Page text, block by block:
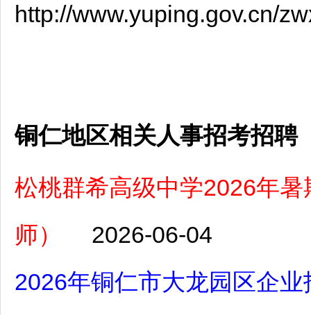
http://www.yuping.gov.cn/
铜仁地区相关人事招考招聘
松桃群希高级中学2026年
师）
2026-06-04
2026年铜仁市大龙园区企